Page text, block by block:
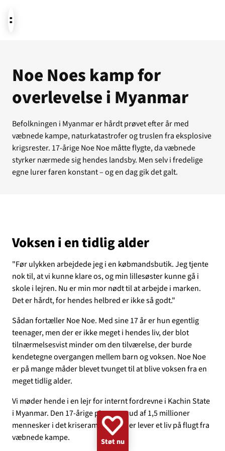
Aktuelt
Støt
Om os
GAZA KVINDER UKRAINE NØDHJÆLP
BØRN
Noe Noes kamp for
overlevelse i Myanmar
Befolkningen i Myanmar er hårdt prøvet efter år med
væbnede kampe, naturkatastrofer og truslen fra eksplosive
krigsrester. 17-årige Noe Noe måtte flygte, da væbnede
styrker nærmede sig hendes landsby. Men selv i fredelige
egne lurer faren konstant – og en dag gik det galt.
Voksen i en tidlig alder
"Før ulykken arbejdede jeg i en købmandsbutik. Jeg tjente
nok til, at vi kunne klare os, og min lillesøster kunne gå i
skole i lejren. Nu er min mor nødt til at arbejde i marken.
Det er hårdt, for hendes helbred er ikke så godt."
Sådan fortæller Noe Noe. Med sine 17 år er hun egentlig
teenager, men der er ikke meget i hendes liv, der blot
tilnærmelsesvist minder om den tilværelse, der burde
kendetegne overgangen mellem barn og voksen. Noe Noe
er på mange måder blevet tvunget til at blive voksen fra en
meget tidlig alder.
Vi møder hende i en lejr for internt fordrevne i Kachin State
i Myanmar. Den 17-årige pige er en ud af 1,5 millioner
mennesker i det kriseramte land, der lever et liv på flugt fra
væbnede kampe.
Støt nu